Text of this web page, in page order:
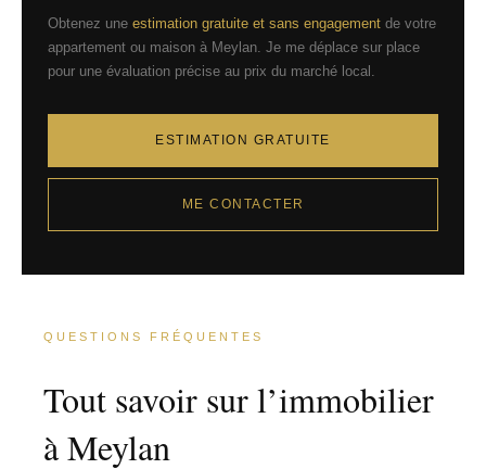
Obtenez une estimation gratuite et sans engagement de votre
appartement ou maison à Meylan. Je me déplace sur place
pour une évaluation précise au prix du marché local.
ESTIMATION GRATUITE
ME CONTACTER
QUESTIONS FRÉQUENTES
Tout savoir sur l’immobilier
à Meylan